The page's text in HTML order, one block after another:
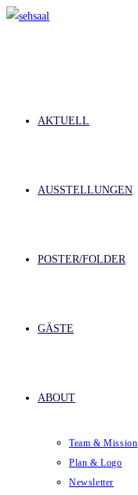
Zum
AKTUELL
AUSSTELLUNGEN
POSTER/FOLDER
GÄSTE
ABOUT
Team & Mission
Plan & Logo
Newsletter